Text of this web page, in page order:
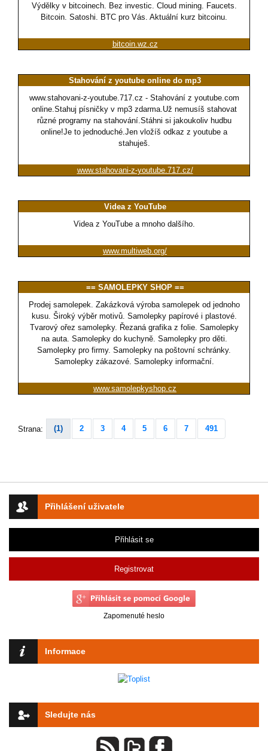
Přihlášení uživatele
Přihlásit se
Registrovat
Zapomenuté heslo
Informace
Sledujte nás
Výdělky v bitcoinech. Bez investic. Cloud mining. Faucets.
Bitcoin. Satoshi. BTC pro Vás. Aktuální kurz bitcoinu.
bitcoin.wz.cz
Stahování z youtube online do mp3
www.stahovani-z-youtube.717.cz - Stahování z youtube.com
online.Stahuj písničky v mp3 zdarma.Už nemusíš stahovat
různé programy na stahování.Stáhni si jakoukoliv hudbu
online!Je to jednoduché.Jen vložíš odkaz z youtube a
stahuješ.
www.stahovani-z-youtube.717.cz/
Videa z YouTube
Videa z YouTube a mnoho dalšího.
www.multiweb.org/
== SAMOLEPKY SHOP ==
Prodej samolepek. Zakázková výroba samolepek od jednoho
kusu. Široký výběr motivů. Samolepky papírové i plastové.
Tvarový ořez samolepky. Řezaná grafika z folie. Samolepky
na auta. Samolepky do kuchyně. Samolepky pro děti.
Samolepky pro firmy. Samolepky na poštovní schránky.
Samolepky zákazové. Samolepky informační.
www.samolepkyshop.cz
Strana: (1) 2 3 4 5 6 7 491